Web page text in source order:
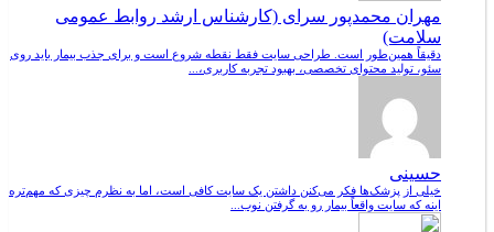
مهران محمدپور سرای (کارشناس ارشد روابط عمومی
سلامت)
دقیقاً همین‌طور است. طراحی سایت فقط نقطه شروع است و برای جذب بیمار باید روی
سئو، تولید محتوای تخصصی، بهبود تجربه کاربری،...
حسینی
خیلی از پزشک‌ها فکر می‌کنن داشتن یک سایت کافی است، اما به نظرم چیزی که مهم‌تره
اینه که سایت واقعاً بیمار رو به گرفتن نوب...